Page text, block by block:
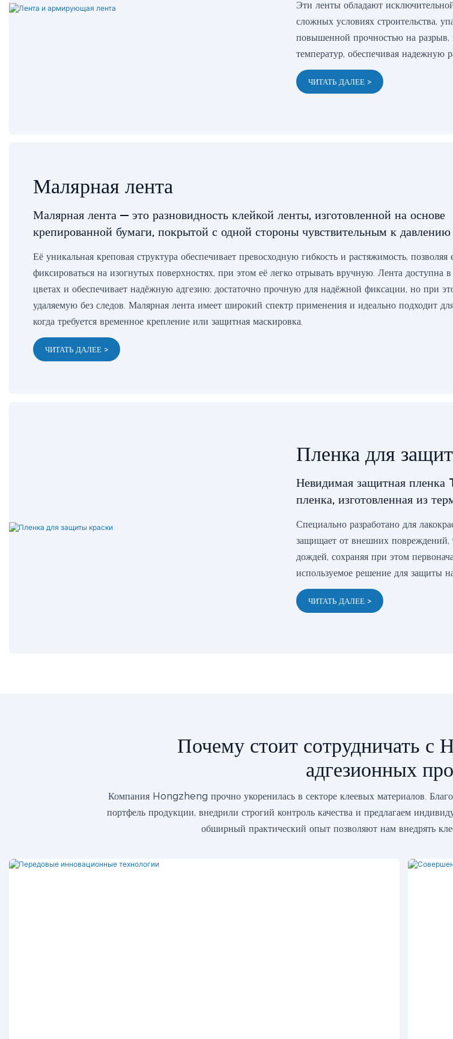
Эти ленты обладают
сложных условиях строительства,
повышенной прочностью на разрыв,
температур, обеспечивая надежную
ЧИТАТЬ ДАЛЕЕ >
Малярная лента
Малярная лента — это разновидность клейкой ленты, изготовленной на основе
крепированной бумаги, покрытой с одной стороны чувствительным к
Её уникальная креповая структура обеспечивает превосходную гибкость и растяжимость, позволяя
фиксироваться на изогнутых поверхностях, при этом её легко отрывать вручную. Лента доступна
цветах и ​​обеспечивает надёжную адгезию: достаточно прочную для надёжной фиксации, но при
удаляемую без следов. Малярная лента имеет широкий спектр применения и идеально подходит
когда требуется временное крепление или защитная маскировка.
ЧИТАТЬ ДАЛЕЕ >
Пленка для
Невидимая защитная пленка
пленка, изготовленная из
Специально разработано для
защищает от внешних повреждений,
дождей, сохраняя при этом
используемое решение для защиты
ЧИТАТЬ ДАЛЕЕ >
Почему стоит сотрудничать с
адгезионных
Компания Hongzheng прочно укоренилась в секторе клеевых материалов.
портфель продукции, внедрили строгий контроль качества и предлагаем
обширный практический опыт позволяют нам внедрять